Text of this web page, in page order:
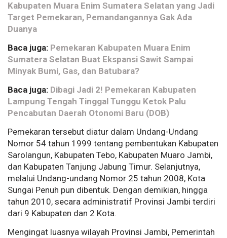
Kabupaten Muara Enim Sumatera Selatan yang Jadi
Target Pemekaran, Pemandangannya Gak Ada
Duanya
Baca juga: Pemekaran Kabupaten Muara Enim
Sumatera Selatan Buat Ekspansi Sawit Sampai
Minyak Bumi, Gas, dan Batubara?
Baca juga: Dibagi Jadi 2! Pemekaran Kabupaten
Lampung Tengah Tinggal Tunggu Ketok Palu
Pencabutan Daerah Otonomi Baru (DOB)
Pemekaran tersebut diatur dalam Undang-Undang
Nomor 54 tahun 1999 tentang pembentukan Kabupaten
Sarolangun, Kabupaten Tebo, Kabupaten Muaro Jambi,
dan Kabupaten Tanjung Jabung Timur. Selanjutnya,
melalui Undang-undang Nomor 25 tahun 2008, Kota
Sungai Penuh pun dibentuk. Dengan demikian, hingga
tahun 2010, secara administratif Provinsi Jambi terdiri
dari 9 Kabupaten dan 2 Kota.
Mengingat luasnya wilayah Provinsi Jambi, Pemerintah